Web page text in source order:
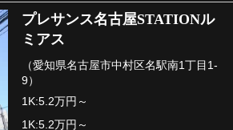
プレサンス名古屋STATIONル
ミアス
（愛知県名古屋市中村区名駅南1丁目1-
9）
1K:5.2万円～
1K:5.2万円～